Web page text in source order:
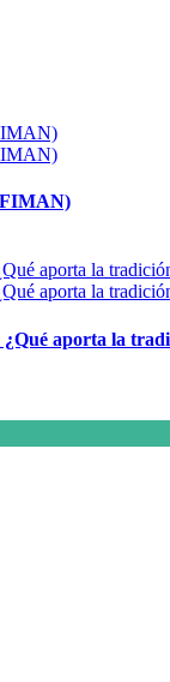
aporta la